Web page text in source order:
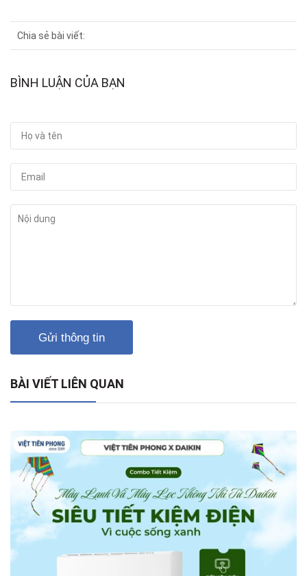
Chia sẻ bài viết:
BÌNH LUẬN CỦA BẠN
Gửi thông tin
BÀI VIẾT LIÊN QUAN